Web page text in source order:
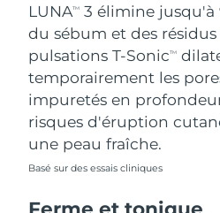
LUNATM
3 élimine jusqu'à
du sébum et des
pulsations T-SonicTM
temporairement les
impuretés en
risques d'éruption
une peau fraîche.
Basé sur des essais cliniques
Pays-Bas
Nouvelle-Zélande
Norvège
Oman